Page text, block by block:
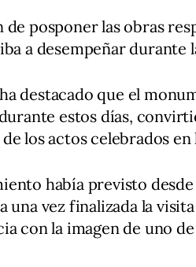
de posponer las obras
a desempeñar
destacado que el
estos días,
los actos celebrados en
había previsto
una vez finalizada la
con la imagen de uno